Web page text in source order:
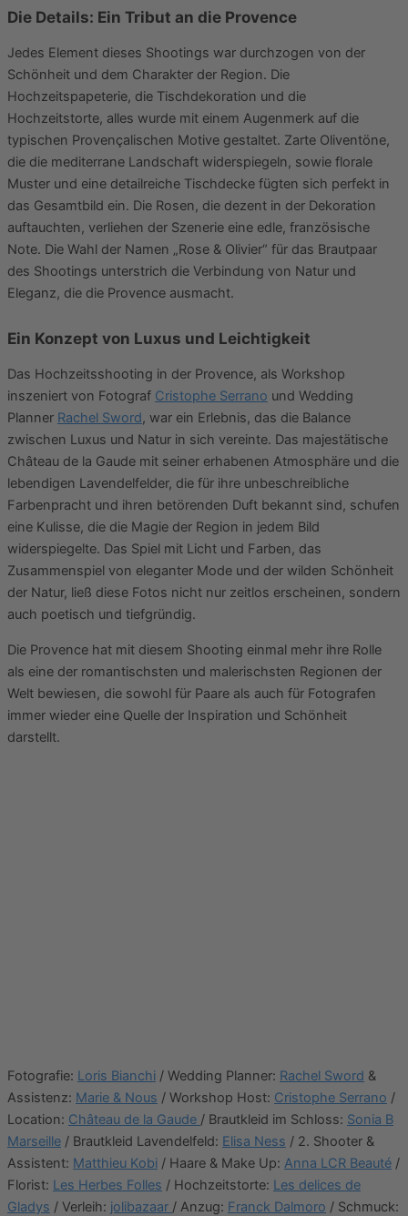
Die Details: Ein Tribut an die Provence
Jedes Element dieses Shootings war durchzogen von der
Schönheit und dem Charakter der Region. Die
Hochzeitspapeterie, die Tischdekoration und die
Hochzeitstorte, alles wurde mit einem Augenmerk auf die
typischen Provençalischen Motive gestaltet. Zarte Oliventöne,
die die mediterrane Landschaft widerspiegeln, sowie florale
Muster und eine detailreiche Tischdecke fügten sich perfekt in
das Gesamtbild ein. Die Rosen, die dezent in der Dekoration
auftauchten, verliehen der Szenerie eine edle, französische
Note. Die Wahl der Namen „Rose & Olivier“ für das Brautpaar
des Shootings unterstrich die Verbindung von Natur und
Eleganz, die die Provence ausmacht.
Ein Konzept von Luxus und Leichtigkeit
Das Hochzeitsshooting in der Provence, als Workshop
inszeniert von Fotograf Cristophe Serrano und Wedding
Planner Rachel Sword, war ein Erlebnis, das die Balance
zwischen Luxus und Natur in sich vereinte. Das majestätische
Château de la Gaude mit seiner erhabenen Atmosphäre und die
lebendigen Lavendelfelder, die für ihre unbeschreibliche
Farbenpracht und ihren betörenden Duft bekannt sind, schufen
eine Kulisse, die die Magie der Region in jedem Bild
widerspiegelte. Das Spiel mit Licht und Farben, das
Zusammenspiel von eleganter Mode und der wilden Schönheit
der Natur, ließ diese Fotos nicht nur zeitlos erscheinen, sondern
auch poetisch und tiefgründig.
Die Provence hat mit diesem Shooting einmal mehr ihre Rolle
als eine der romantischsten und malerischsten Regionen der
Welt bewiesen, die sowohl für Paare als auch für Fotografen
immer wieder eine Quelle der Inspiration und Schönheit
darstellt.
Fotografie: Loris Bianchi / Wedding Planner: Rachel Sword &
Assistenz: Marie & Nous / Workshop Host: Cristophe Serrano /
Location: Château de la Gaude / Brautkleid im Schloss: Sonia B
Marseille / Brautkleid Lavendelfeld: Elisa Ness / 2. Shooter &
Assistent: Matthieu Kobi / Haare & Make Up: Anna LCR Beauté /
Florist: Les Herbes Folles / Hochzeitstorte: Les delices de
Gladys / Verleih: jolibazaar / Anzug: Franck Dalmoro / Schmuck: